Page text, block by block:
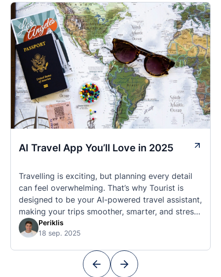
AI Travel App You’ll Love in 2025
Travelling is exciting, but planning every detail
can feel overwhelming. That’s why Tourist is
designed to be your AI-powered travel assistant,
making your trips smoother, smarter, and stress-
free. 🧭 What Makes the Tourist App Unique?
Unlike standard travel apps, Tourist combines
With Tourist, your trip planning becomes as
Periklis
18 sep. 2025